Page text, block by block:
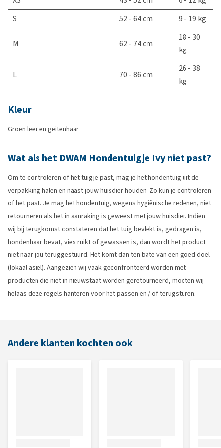
S
52 - 64 cm 9 - 19 kg
M 62 - 74 cm
18 - 30
kg
L 70 - 86 cm
26 - 38
kg
Kleur
Groen leer en geitenhaar
Wat als het DWAM Hondentuigje Ivy niet past?
Om te controleren of het tuigje past, mag je het hondentuig uit de
verpakking halen en naast jouw huisdier houden. Zo kun je controleren
of het past. Je mag het hondentuig, wegens hygiënische redenen, niet
retourneren als het in aanraking is geweest met jouw huisdier. Indien
wij bij terugkomst constateren dat het tuig bevlekt is, gedragen is,
hondenhaar bevat, vies ruikt of gewassen is, dan wordt het product
niet naar jou teruggestuurd. Het komt dan ten bate van een goed doel
(lokaal asiel). Aangezien wij vaak geconfronteerd worden met
producten die niet in nieuwstaat worden geretourneerd, moeten wij
helaas deze regels hanteren voor het passen en / of terugsturen.
Andere klanten kochten ook